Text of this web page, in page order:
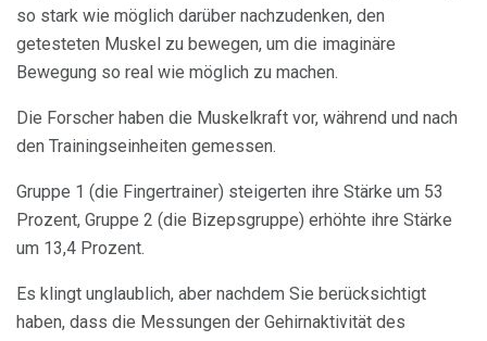
so stark wie möglich darüber nachzudenken, den
getesteten Muskel zu bewegen, um die imaginäre
Bewegung so real wie möglich zu machen.
Die Forscher haben die Muskelkraft vor, während und nach
den Trainingseinheiten gemessen.
Gruppe 1 (die Fingertrainer) steigerten ihre Stärke um 53
Prozent, Gruppe 2 (die Bizepsgruppe) erhöhte ihre Stärke
um 13,4 Prozent.
Es klingt unglaublich, aber nachdem Sie berücksichtigt
haben, dass die Messungen der Gehirnaktivität des